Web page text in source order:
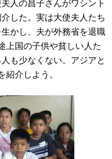
人の昌子さんがワシント
した。実は大使夫人たち
かし、夫が外務省を退職
上国の子供や貧しい人た
も少なくない。アジアと
紹介しよう。